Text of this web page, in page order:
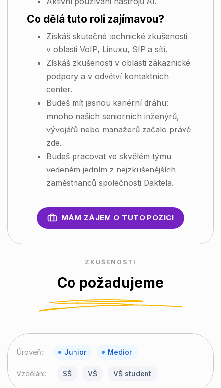
Co dělá tuto roli zajímavou?
Získáš skutečné technické zkušenosti
v oblasti VoIP, Linuxu, SIP a sítí.
Získáš zkušenosti v oblasti zákaznické
podpory a v odvětví kontaktních
center.
Budeš mít jasnou kariérní dráhu:
mnoho našich seniorních inženýrů,
vývojářů nebo manažerů začalo právě
zde.
Budeš pracovat ve skvělém týmu
vedeném jedním z nejzkušenějších
zaměstnanců společnosti Daktela.
MÁM ZÁJEM O TUTO POZICI
ZKUŠENOSTI
Co požadujeme
Úroveň: Junior Medior
Vzdělání: SŠ VŠ VŠ student